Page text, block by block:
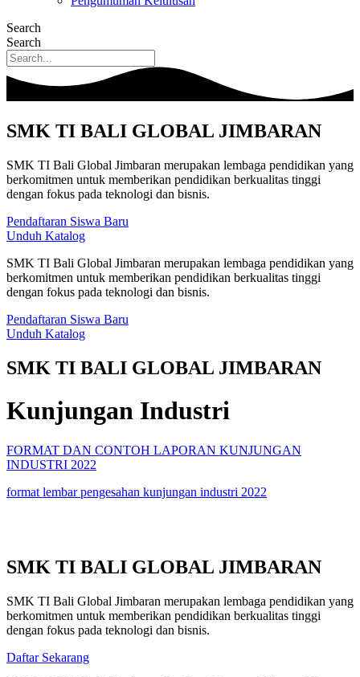
Search
Search
SMK TI BALI GLOBAL JIMBARAN
SMK TI Bali Global Jimbaran merupakan lembaga pendidikan yang
berkomitmen untuk memberikan pendidikan berkualitas tinggi
dengan fokus pada teknologi dan bisnis.
Pendaftaran Siswa Baru
Unduh Katalog
SMK TI Bali Global Jimbaran merupakan lembaga pendidikan yang
berkomitmen untuk memberikan pendidikan berkualitas tinggi
dengan fokus pada teknologi dan bisnis.
Pendaftaran Siswa Baru
Unduh Katalog
SMK TI BALI GLOBAL JIMBARAN
Kunjungan Industri
FORMAT DAN CONTOH LAPORAN KUNJUNGAN
INDUSTRI 2022
format lembar pengesahan kunjungan industri 2022
SMK TI BALI GLOBAL JIMBARAN
SMK TI Bali Global Jimbaran merupakan lembaga pendidikan yang
berkomitmen untuk memberikan pendidikan berkualitas tinggi
dengan fokus pada teknologi dan bisnis.
Daftar Sekarang